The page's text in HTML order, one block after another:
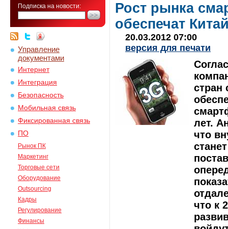
Подписка на новости:
Управление
документами
Интернет
Интеграция
Безопасность
Мобильная связь
Фиксированная связь
ПО
Рынок ПК
Маркетинг
Торговые сети
Оборудование
Outsourcing
Кадры
Регулирование
Финансы
Рост рынка
обеспечат
20.03.2012 07:00
версия для печати
стран
лет.
что
что к